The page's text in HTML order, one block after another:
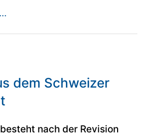
dem Schweizer
nach der Revision